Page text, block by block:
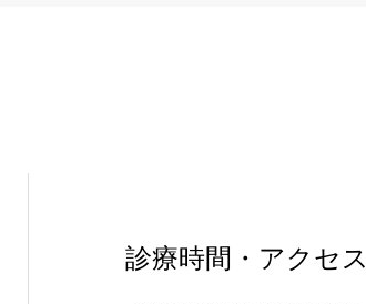
診療時間・アクセス